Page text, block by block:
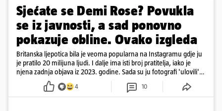
Sjećate se Demi Rose? Povukla
se iz javnosti, a sad ponovno
pokazuje obline. Ovako izgleda
Britanska ljepotica bila je veoma popularna na Instagramu gdje ju
je pratilo 20 milijuna ljudi. I dalje ima isti broj pratitelja, iako je
njena zadnja objava iz 2023. godine. Sada su ju fotografi 'ulovili'
4 10